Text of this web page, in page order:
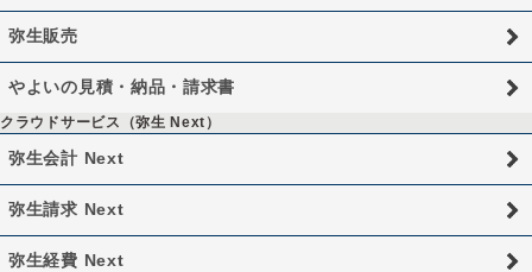
弥生販売
やよいの見積・納品・請求書
クラウドサービス（弥生 Next）
弥生会計 Next
弥生請求 Next
弥生経費 Next